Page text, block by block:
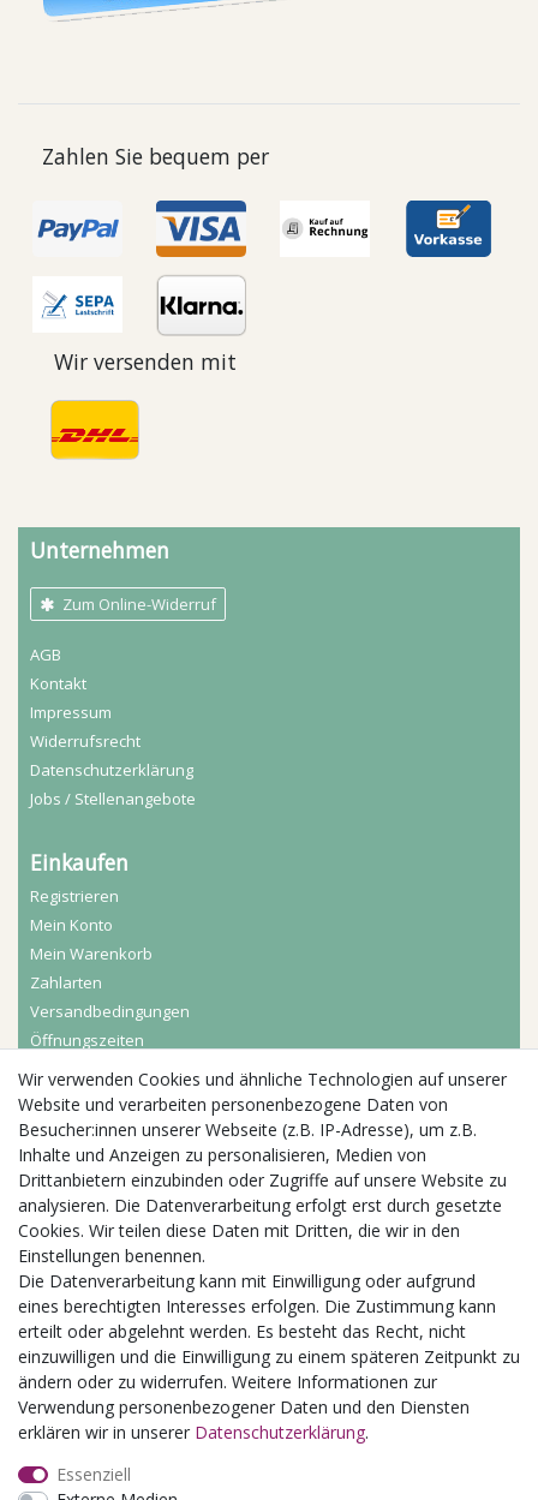
Zahlen Sie bequem per
Wir versenden mit
Unternehmen
Zum Online-Widerruf
AGB
Kontakt
Impressum
Widerrufs­recht
Daten­schutz­erklärung
Jobs / Stellenangebote
Einkaufen
Registrieren
Mein Konto
Mein Warenkorb
Zahlarten
Versandbedingungen
Öffnungszeiten
Aktuelles
Busgruppen
Kindergeburtstage
Kindergartenausflug
Schulklassenausflug
Zwillingsrabatt
Wir verwenden Cookies und ähnliche Technologien auf unserer
Website und verarbeiten personenbezogene Daten von
Besucher:innen unserer Webseite (z.B. IP-Adresse), um z.B.
Inhalte und Anzeigen zu personalisieren, Medien von
Drittanbietern einzubinden oder Zugriffe auf unsere Website zu
analysieren. Die Datenverarbeitung erfolgt erst durch gesetzte
Cookies. Wir teilen diese Daten mit Dritten, die wir in den
Einstellungen benennen.
Die Datenverarbeitung kann mit Einwilligung oder aufgrund
eines berechtigten Interesses erfolgen. Die Zustimmung kann
erteilt oder abgelehnt werden. Es besteht das Recht, nicht
einzuwilligen und die Einwilligung zu einem späteren Zeitpunkt zu
ändern oder zu widerrufen. Weitere Informationen zur
Verwendung personenbezogener Daten und den Diensten
erklären wir in unserer Daten­schutz­erklärung.
Essenziell